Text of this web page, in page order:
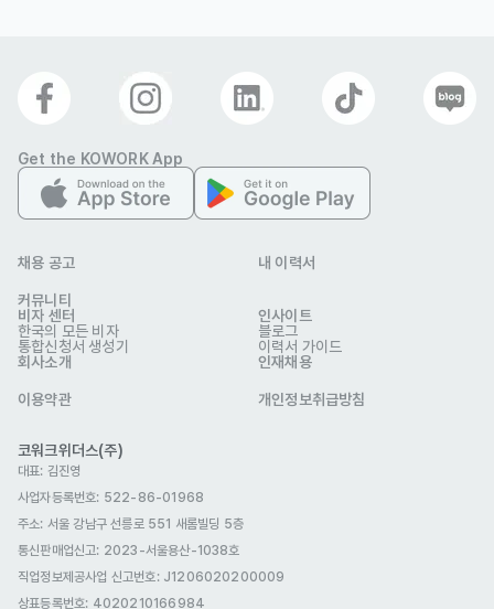
and more who can work in KOREA
** 이력서에 본인의 비자 타입을 기재해주세요
Write your visa type on your resume
ㆍ[Nationality]
→ 라오스 LAOS
우대 사항
※ 한국어 / 영어 사용필수 아님
Use LAOS language & Bilingual
※ English or Korean skill is not mandatory, but can be an
Get the KOWORK App
채용 공고 내 이력서
커뮤니티
비자 센터
한국의 모든 비자
통합신청서 생성기
인사이트
블로그
이력서 가이드
회사소개
인재채용
이용약관 개인정보취급방침
코워크위더스(주)
대표: 김진영
사업자등록번호: 522-86-01968
주소: 서울 강남구 선릉로 551 새롬빌딩 5층
통신판매업신고: 2023-서울용산-1038호
직업정보제공사업 신고번호: J1206020200009
상표등록번호: 4020210166984